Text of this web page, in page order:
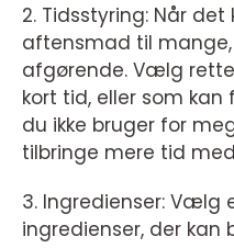
2. Tidsstyring: Når
aftensmad til
afgørende. Vælg
kort tid, eller som kan
du ikke bruger for
tilbringe mere tid
3. Ingredienser: Vælg
ingredienser, der kan